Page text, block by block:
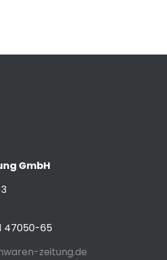
GmbH
47050-65
zeitung.de